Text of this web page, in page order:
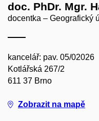
doc. PhDr. Mgr.
docentka – Geografický
kancelář: pav. 05/02026
Kotlářská 267/2
611 37 Brno
Zobrazit na mapě